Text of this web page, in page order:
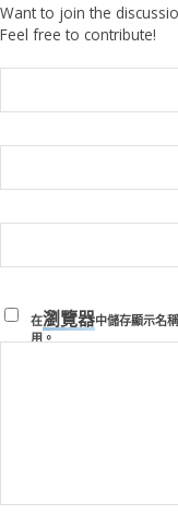
Want to join the
Feel free to contribute!
在瀏覽器中儲存顯示名
用。